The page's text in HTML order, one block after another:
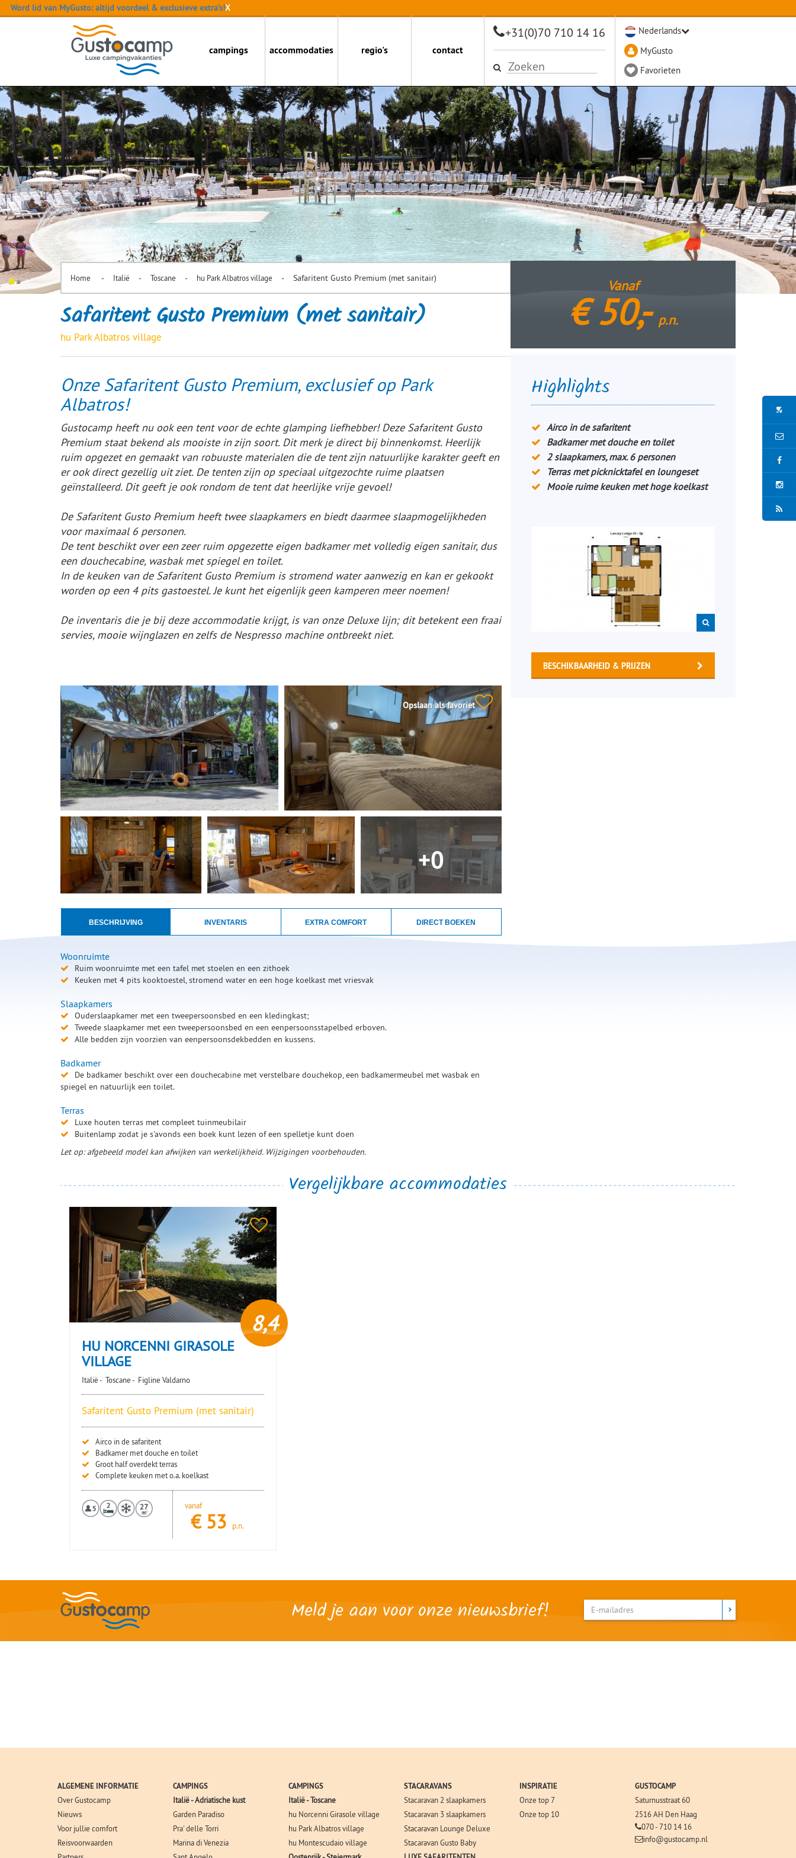
Word lid van MyGusto: altijd voordeel & exclusieve extra’s!X
campings accommodaties regio's contact
+31(0)70 710 14 16
Nederlands
MyGusto
Favorieten
Home - Italië - Toscane - hu Park Albatros village - Safaritent Gusto Premium (met sanitair)
Safaritent Gusto Premium (met sanitair)
hu Park Albatros village
Vanaf
€ 50,- p.n.
Onze Safaritent Gusto Premium, exclusief op Park
Albatros!
Gustocamp heeft nu ook een tent voor de echte glamping liefhebber! Deze Safaritent Gusto
Premium staat bekend als mooiste in zijn soort. Dit merk je direct bij binnenkomst. Heerlijk
ruim opgezet en gemaakt van robuuste materialen die de tent zijn natuurlijke karakter geeft en
er ook direct gezellig uit ziet. De tenten zijn op speciaal uitgezochte ruime plaatsen
geïnstalleerd. Dit geeft je ook rondom de tent dat heerlijke vrije gevoel!
De Safaritent Gusto Premium heeft twee slaapkamers en biedt daarmee slaapmogelijkheden
voor maximaal 6 personen.
De tent beschikt over een zeer ruim opgezette eigen badkamer met volledig eigen sanitair, dus
een douchecabine, wasbak met spiegel en toilet.
In de keuken van de Safaritent Gusto Premium is stromend water aanwezig en kan er gekookt
worden op een 4 pits gastoestel. Je kunt het eigenlijk geen kamperen meer noemen!
De inventaris die je bij deze accommodatie krijgt, is van onze Deluxe lijn; dit betekent een fraai
servies, mooie wijnglazen en zelfs de Nespresso machine ontbreekt niet.
Opslaan als favoriet
+0
BESCHRIJVING INVENTARIS EXTRA COMFORT DIRECT BOEKEN
Woonruimte
Ruim woonruimte met een tafel met stoelen en een zithoek
Keuken met 4 pits kooktoestel, stromend water en een hoge koelkast met vriesvak
Slaapkamers
Ouderslaapkamer met een tweepersoonsbed en een kledingkast;
Tweede slaapkamer met een tweepersoonsbed en een eenpersoonsstapelbed erboven.
Alle bedden zijn voorzien van eenpersoonsdekbedden en kussens.
Badkamer
De badkamer beschikt over een douchecabine met verstelbare douchekop, een badkamermeubel met wasbak en
spiegel en natuurlijk een toilet.
Terras
Luxe houten terras met compleet tuinmeubilair
Buitenlamp zodat je s'avonds een boek kunt lezen of een spelletje kunt doen
Let op: afgebeeld model kan afwijken van werkelijkheid. Wijzigingen voorbehouden.
Highlights
Airco in de safaritent
Badkamer met douche en toilet
2 slaapkamers, max. 6 personen
Terras met picknicktafel en loungeset
Mooie ruime keuken met hoge koelkast
BESCHIKBAARHEID & PRIJZEN
Vergelijkbare accommodaties
8,4
HU NORCENNI GIRASOLE
VILLAGE
Italië - Toscane - Figline Valdarno
Safaritent Gusto Premium (met sanitair)
Airco in de safaritent
Badkamer met douche en toilet
Groot half overdekt terras
Complete keuken met o.a. koelkast
vanaf
€ 53 p.n.
Meld je aan voor onze nieuwsbrief!
ALGEMENE INFORMATIE
Over Gustocamp
Nieuws
Voor jullie comfort
Reisvoorwaarden
CAMPINGS
Italië - Adriatische kust
Garden Paradiso
Pra' delle Torri
Marina di Venezia
CAMPINGS
Italië - Toscane
hu Norcenni Girasole village
hu Park Albatros village
hu Montescudaio village
STACARAVANS
Stacaravan 2 slaapkamers
Stacaravan 3 slaapkamers
Stacaravan Lounge Deluxe
Stacaravan Gusto Baby
INSPIRATIE
Onze top 7
Onze top 10
GUSTOCAMP
Saturnusstraat 60
2516 AH Den Haag
070 - 710 14 16
info@gustocamp.nl